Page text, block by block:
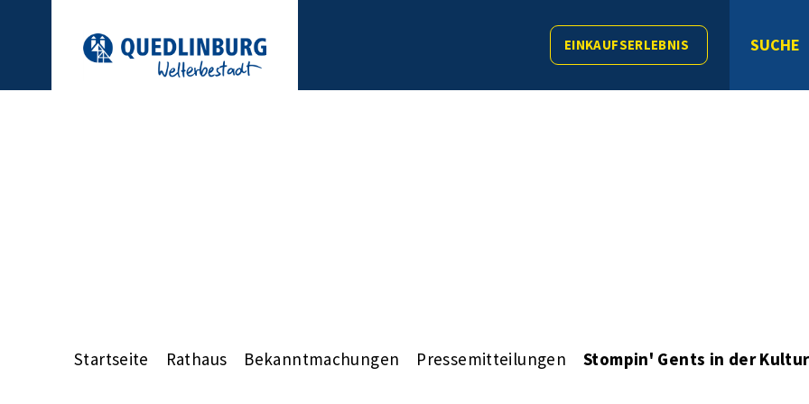
EINKAUFSERLEBNIS SUCHE
Startseite Rathaus Bekanntmachungen Pressemitteilungen Stompin' Gents in der